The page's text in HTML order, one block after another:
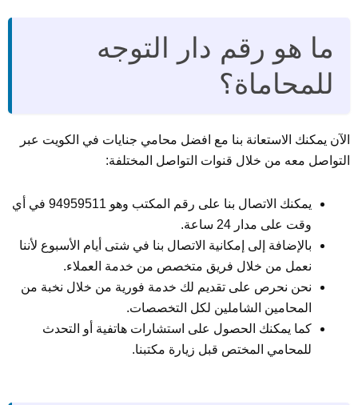
ما هو رقم دار التوجه
للمحاماة؟
الآن يمكنك الاستعانة بنا مع افضل محامي جنايات في الكويت عبر
التواصل معه من خلال قنوات التواصل المختلفة:
يمكنك الاتصال بنا على رقم المكتب وهو 94959511 في أي
وقت على مدار 24 ساعة.
بالإضافة إلى إمكانية الاتصال بنا في شتى أيام الأسبوع لأننا
نعمل من خلال فريق متخصص من خدمة العملاء.
نحن نحرص على تقديم لك خدمة فورية من خلال نخبة من
المحامين الشاملين لكل التخصصات.
كما يمكنك الحصول على استشارات هاتفية أو التحدث
للمحامي المختص قبل زيارة مكتبنا.